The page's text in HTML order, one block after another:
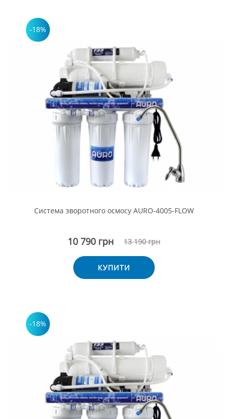
-18%
Система зворотного осмосу AURO-4005-FLOW
10 790 грн 13 190 грн
КУПИТИ
-18%